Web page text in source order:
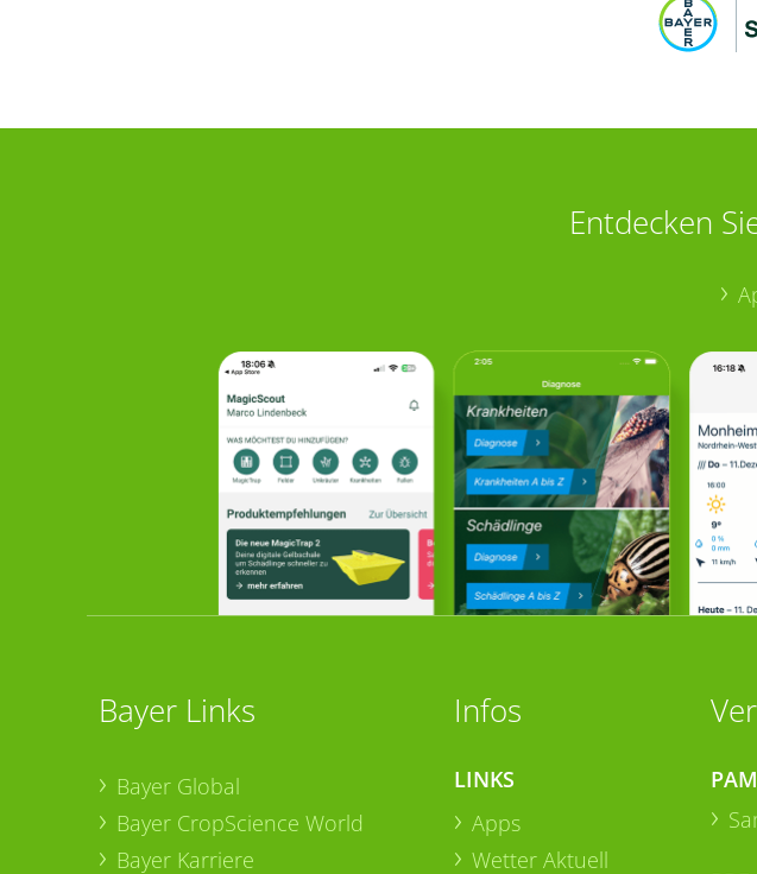
Entdecken
Bayer Links
Bayer Global
Bayer CropScience World
Bayer Karriere
Infos
LINKS
Apps
Wetter Aktuell